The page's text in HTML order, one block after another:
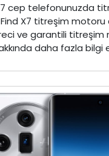
cep telefonunuzda
X7 titreşim motoru
ve garantili titreşim
daha fazla bilgi